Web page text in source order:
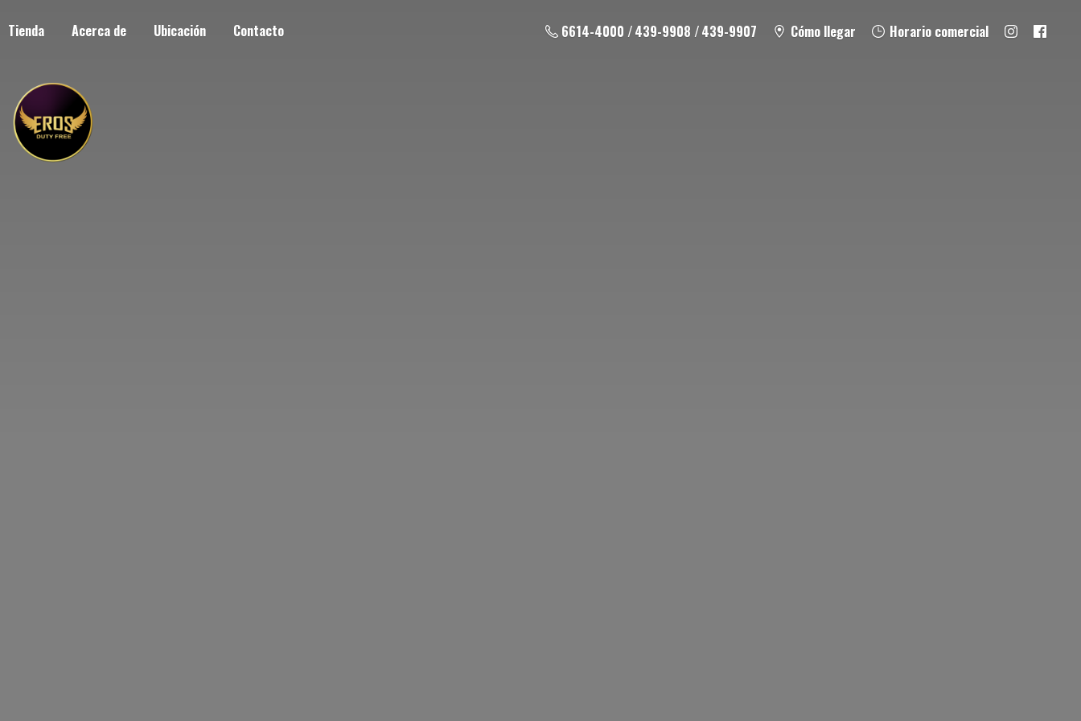
Tienda Acerca de Ubicación Contacto 6614-4000 / 439-9908 / 439-9907 Cómo llegar Horario comercial